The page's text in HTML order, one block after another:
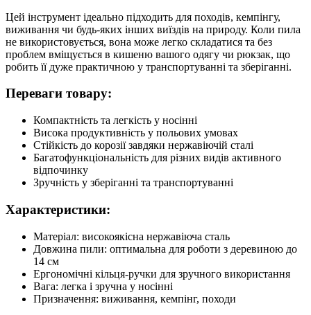
Цей інструмент ідеально підходить для походів, кемпінгу,
виживання чи будь-яких інших виїздів на природу. Коли пила
не використовується, вона може легко складатися та без
проблем вміщується в кишеню вашого одягу чи рюкзак, що
робить її дуже практичною у транспортуванні та зберіганні.
Переваги товару:
Компактність та легкість у носінні
Висока продуктивність у польових умовах
Стійкість до корозії завдяки нержавіючій сталі
Багатофункціональність для різних видів активного
відпочинку
Зручність у зберіганні та транспортуванні
Характеристики:
Матеріал: високоякісна нержавіюча сталь
Довжина пили: оптимальна для роботи з деревиною до
14 см
Ергономічні кільця-ручки для зручного використання
Вага: легка і зручна у носінні
Призначення: виживання, кемпінг, походи